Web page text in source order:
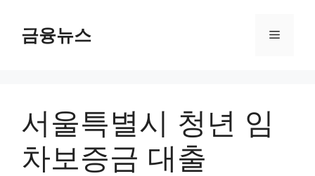
금융뉴스 메
서울특별시 청년 임
차보증금 대출